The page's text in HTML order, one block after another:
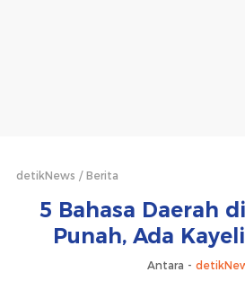
detikNews Berita
5 Bahasa Daerah
Punah, Ada
Antara -